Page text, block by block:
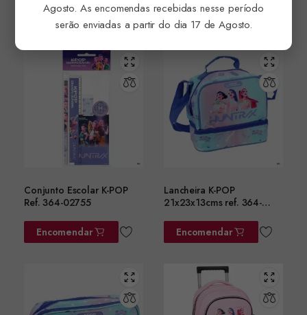
Encomendar Encomendar
Conjunto Escolar K-POP
Ref. 364-02755
Encomendar
Lancheira K-POP
21x23x13cms ref. 364-
Encomendar
Agosto. As encomendas recebidas nesse período
serão enviadas a partir do dia 17 de Agosto.